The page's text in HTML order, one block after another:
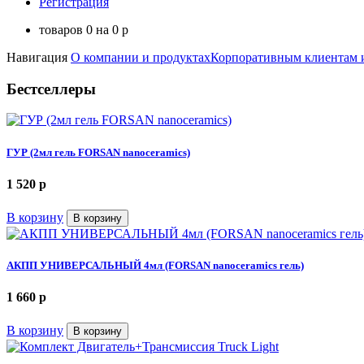
товаров 0 на 0 p
Навигация О компании и продуктахКорпоративным клиентам
Бестселлеры
ГУР (2мл гель FORSAN nanoceramics)
1 520 p
В корзину В корзину
АКПП УНИВЕРСАЛЬНЫЙ 4мл (FORSAN nanoceramics гель)
1 660 p
В корзину В корзину